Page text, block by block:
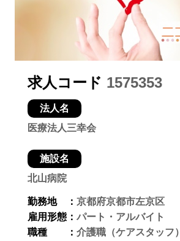
求人コード 1575353
法人名
医療法人三幸会
施設名
北山病院
勤務地 ： 京都府京都市左京区
雇用形態： パート・アルバイト
職種 ： 介護職（ケアスタッフ）